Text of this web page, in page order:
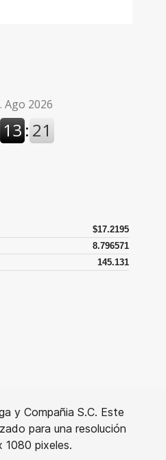
y Compañia S.C. Este
para una resolución
1080 pixeles.